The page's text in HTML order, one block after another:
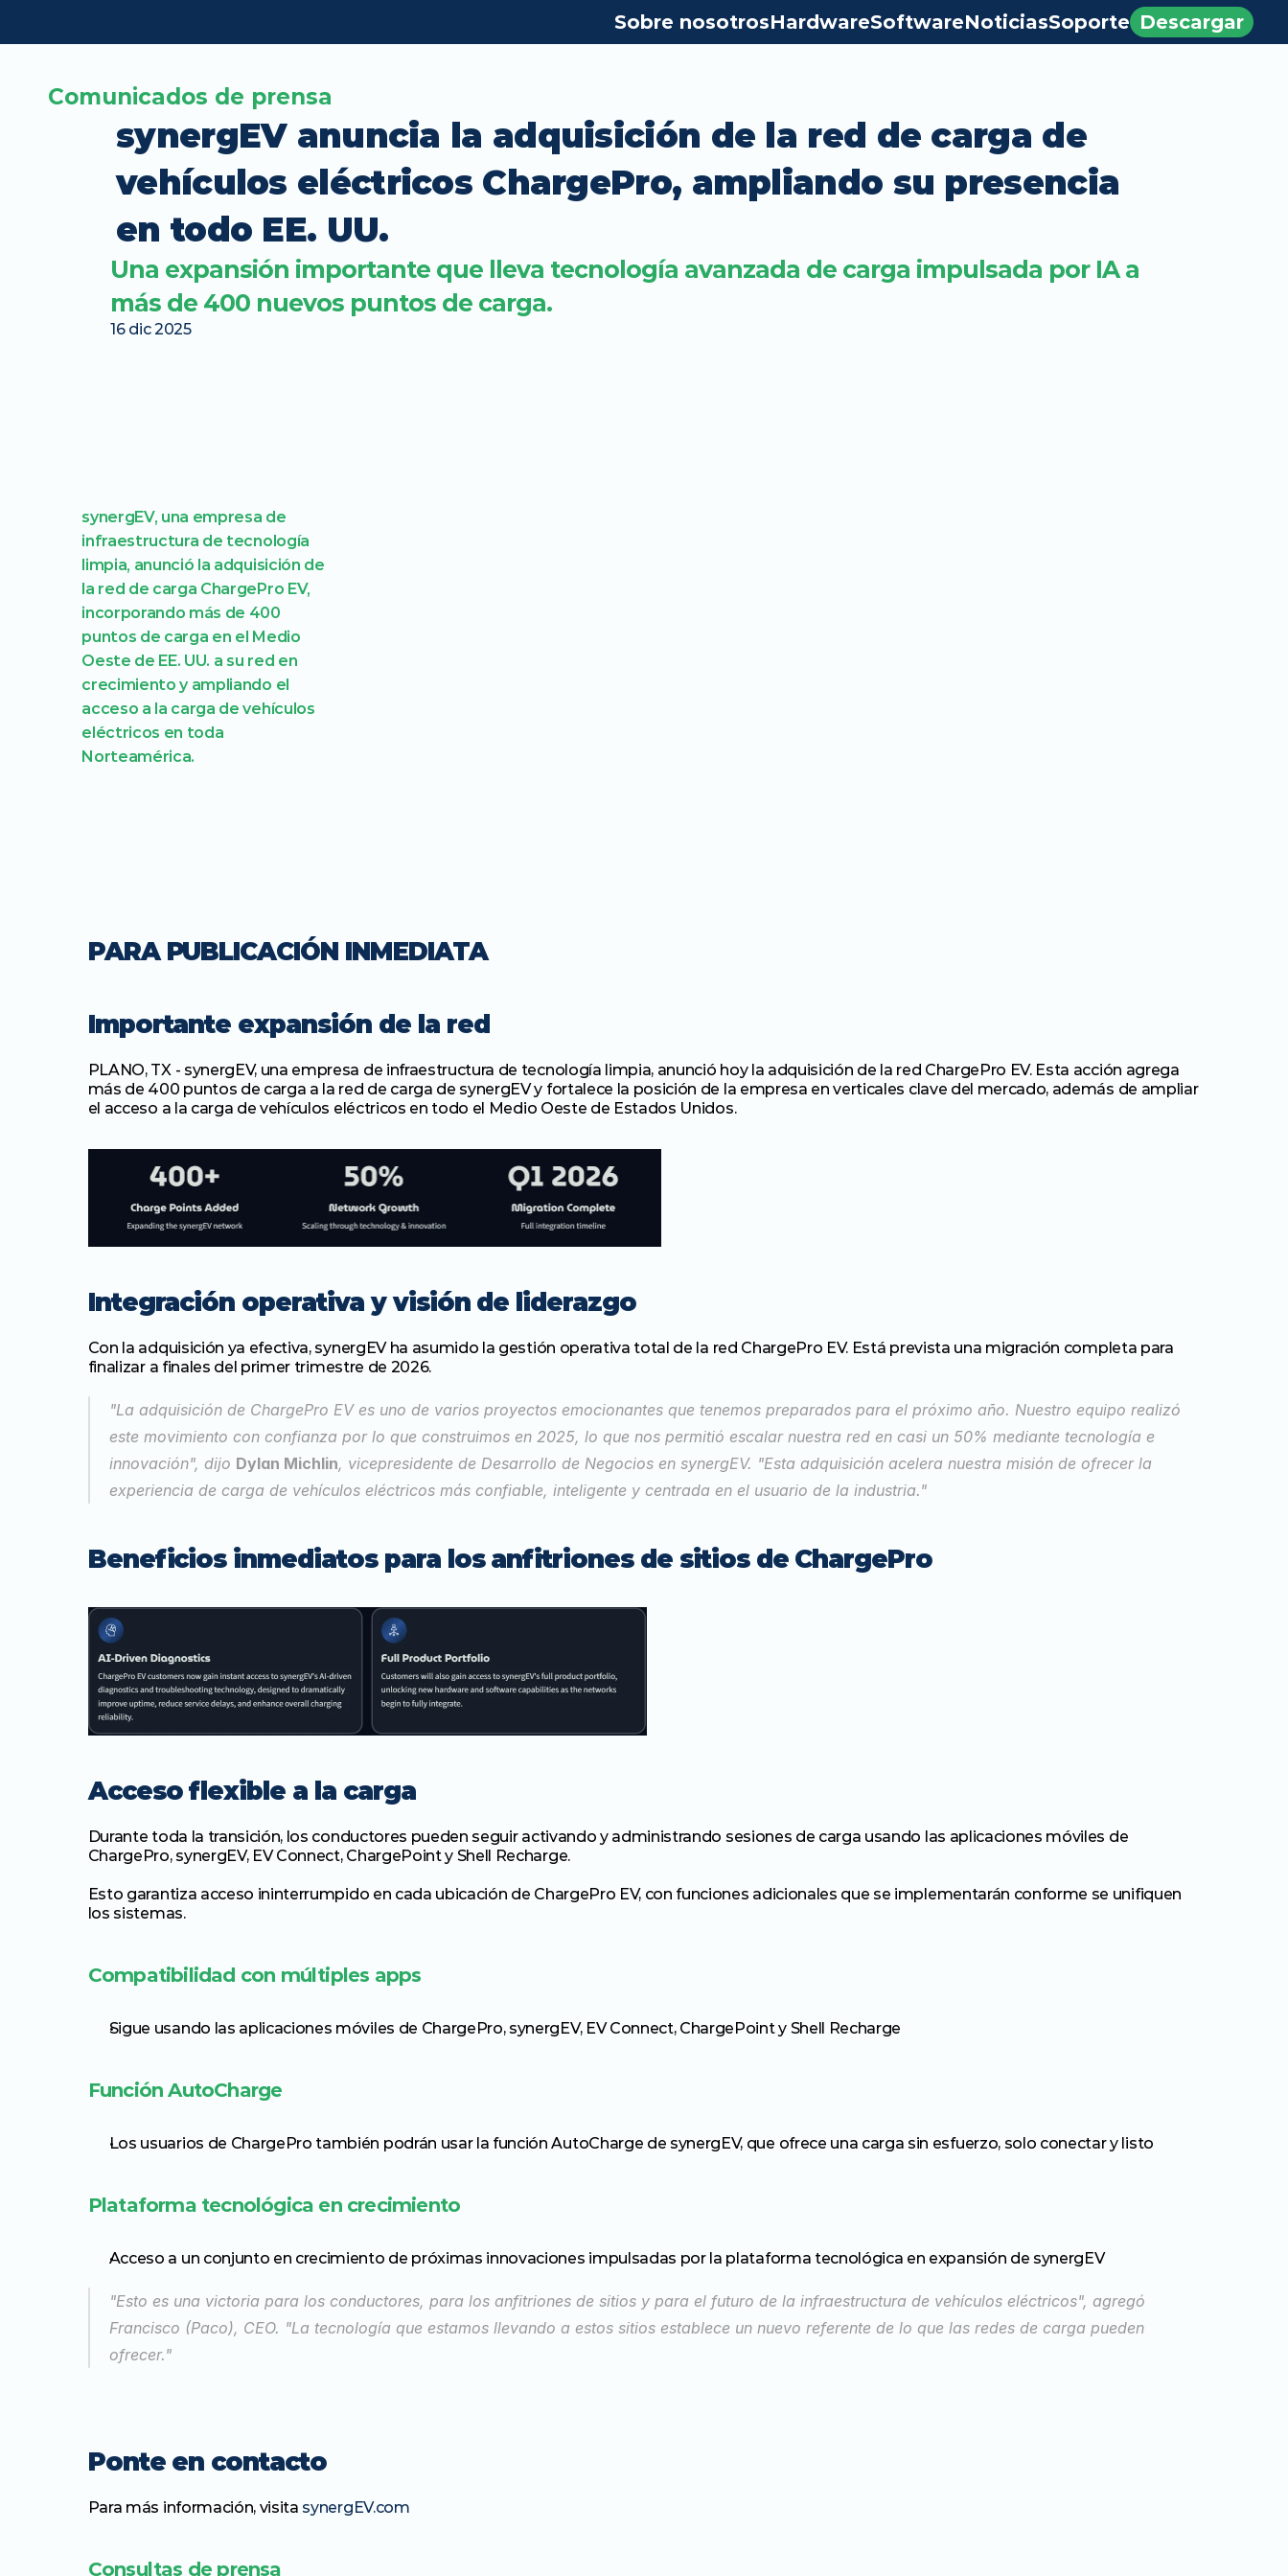
Sobre nosotrosHardwareSoftwareNoticiasSoporte Descargar
Comunicados de prensa
synergEV anuncia la adquisición de la red de carga de
vehículos eléctricos ChargePro, ampliando su presencia
en todo EE. UU.
Una expansión importante que lleva tecnología avanzada de carga impulsada por IA a
más de 400 nuevos puntos de carga.
16 dic 2025
synergEV, una empresa de
infraestructura de tecnología
limpia, anunció la adquisición de
la red de carga ChargePro EV,
incorporando más de 400
puntos de carga en el Medio
Oeste de EE. UU. a su red en
crecimiento y ampliando el
acceso a la carga de vehículos
eléctricos en toda
Norteamérica.
PARA PUBLICACIÓN INMEDIATA
Importante expansión de la red
PLANO, TX - synergEV, una empresa de infraestructura de tecnología limpia, anunció hoy la adquisición de la red ChargePro EV. Esta acción agrega
más de 400 puntos de carga a la red de carga de synergEV y fortalece la posición de la empresa en verticales clave del mercado, además de ampliar
el acceso a la carga de vehículos eléctricos en todo el Medio Oeste de Estados Unidos.
Integración operativa y visión de liderazgo
Con la adquisición ya efectiva, synergEV ha asumido la gestión operativa total de la red ChargePro EV. Está prevista una migración completa para
finalizar a finales del primer trimestre de 2026.
"La adquisición de ChargePro EV es uno de varios proyectos emocionantes que tenemos preparados para el próximo año. Nuestro equipo realizó
este movimiento con confianza por lo que construimos en 2025, lo que nos permitió escalar nuestra red en casi un 50% mediante tecnología e
innovación", dijo Dylan Michlin, vicepresidente de Desarrollo de Negocios en synergEV. "Esta adquisición acelera nuestra misión de ofrecer la
experiencia de carga de vehículos eléctricos más confiable, inteligente y centrada en el usuario de la industria."
Beneficios inmediatos para los anfitriones de sitios de ChargePro
Acceso flexible a la carga
Durante toda la transición, los conductores pueden seguir activando y administrando sesiones de carga usando las aplicaciones móviles de
ChargePro, synergEV, EV Connect, ChargePoint y Shell Recharge.
Esto garantiza acceso ininterrumpido en cada ubicación de ChargePro EV, con funciones adicionales que se implementarán conforme se unifiquen
los sistemas.
Compatibilidad con múltiples apps
Sigue usando las aplicaciones móviles de ChargePro, synergEV, EV Connect, ChargePoint y Shell Recharge
Función AutoCharge
Los usuarios de ChargePro también podrán usar la función AutoCharge de synergEV, que ofrece una carga sin esfuerzo, solo conectar y listo
Plataforma tecnológica en crecimiento
Acceso a un conjunto en crecimiento de próximas innovaciones impulsadas por la plataforma tecnológica en expansión de synergEV
"Esto es una victoria para los conductores, para los anfitriones de sitios y para el futuro de la infraestructura de vehículos eléctricos", agregó
Francisco (Paco), CEO. "La tecnología que estamos llevando a estos sitios establece un nuevo referente de lo que las redes de carga pueden
ofrecer."
Ponte en contacto
Para más información, visita synergEV.com
Consultas de prensa